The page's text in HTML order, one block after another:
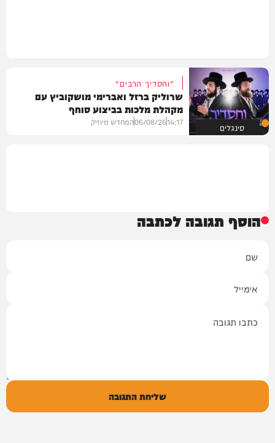
סינגלים
"וחסדיך הרבים"
שרוליק ברזל ואברימי מושקוביץ עם
מקהלת מלכות בביצוע סוחף
14:17
06/08/26המחדש מיוזיק
הוסף תגובה לכתבה
שליחת התגובה